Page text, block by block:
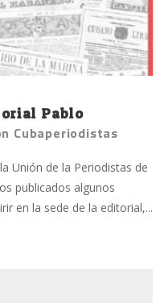
Pablo
Cubaperiodistas
Unión de la Periodistas de
publicados algunos
en la sede de la editorial,...